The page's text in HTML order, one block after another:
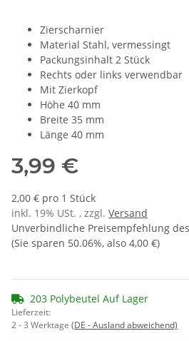
Zierscharnier
Material Stahl, vermessingt
Packungsinhalt 2 Stück
Rechts oder links verwendbar
Mit Zierkopf
Höhe 40 mm
Breite 35 mm
Länge 40 mm
3,99 €
2,00 € pro 1 Stück
inkl. 19% USt. , zzgl. Versand
Unverbindliche Preisempfehlung
(Sie sparen 50.06%, also 4,00 €)
203 Polybeutel Auf Lager
Lieferzeit:
2 - 3 Werktage (DE - Ausland abweichend)